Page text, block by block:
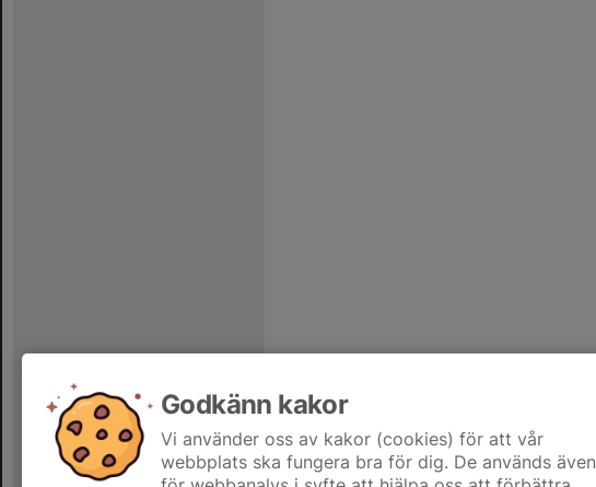
Godkänn kakor
Vi använder oss av kakor (cookies) för att vår
webbplats ska fungera bra för dig. De används även